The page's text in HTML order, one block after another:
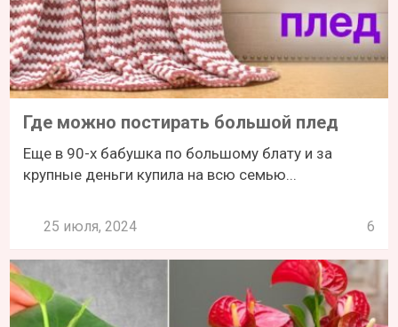
Где можно постирать большой плед
Еще в 90-х бабушка по большому блату и за
крупные деньги купила на всю семью...
25 июля, 2024 6